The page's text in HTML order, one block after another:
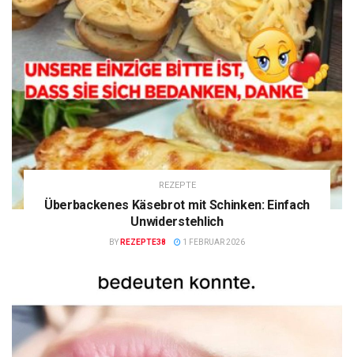
REZEPTE
Überbackenes Käsebrot mit Schinken: Einfach
Unwiderstehlich
BY REZEPTE38 1 FEBRUAR 2026